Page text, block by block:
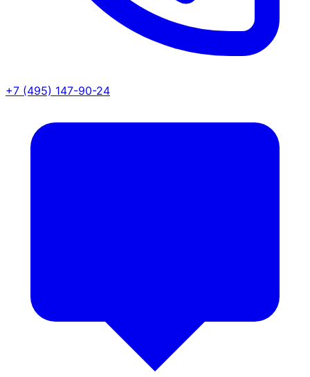
+7 (495) 147-90-24